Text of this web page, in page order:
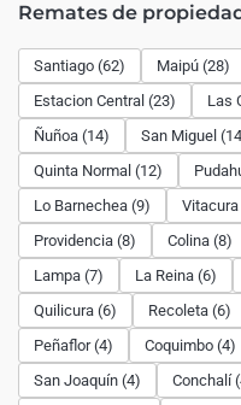
Remates de
Santiago (62) Maipú (28)
Estacion Central (23)
Las
Ñuñoa (14)
San Miguel
Quinta Normal (12)
Lo Barnechea (9)
Vitacura
Providencia (8)
Colina (8)
Lampa (7)
La Reina (6)
Quilicura (6)
Recoleta (6)
Peñaflor (4)
Coquimbo (4)
San Joaquín (4)
Conchalí